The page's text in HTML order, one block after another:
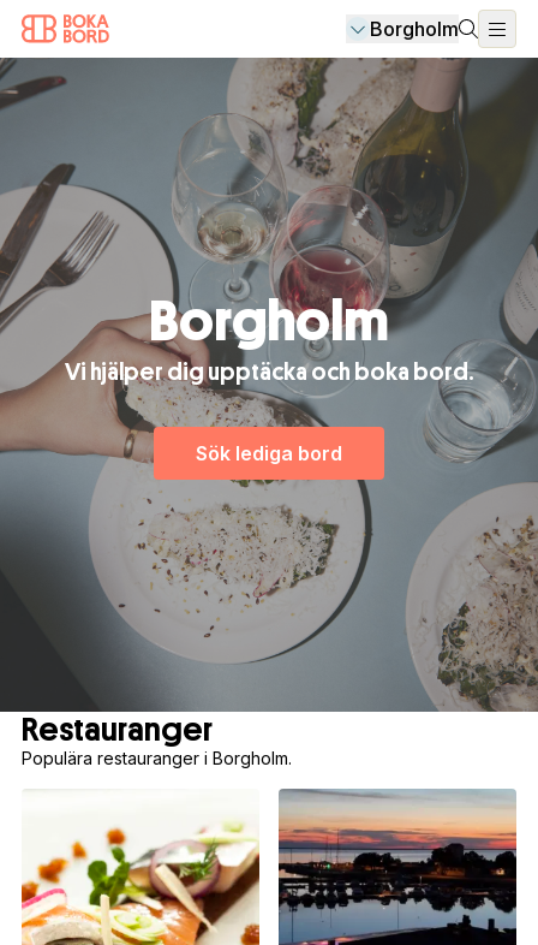
Borgholm
Borgholm
Vi hjälper dig upptäcka och boka bord.
Sök lediga bord
Populära restauranger i Borgholm.
Restauranger